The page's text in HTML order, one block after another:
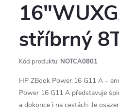
stříbrný
Kód produktu: NOTCA0801
HP ZBook Power 16 G11 A –
Power 16 G11 A představuje
a dokonce i na cestách. Je